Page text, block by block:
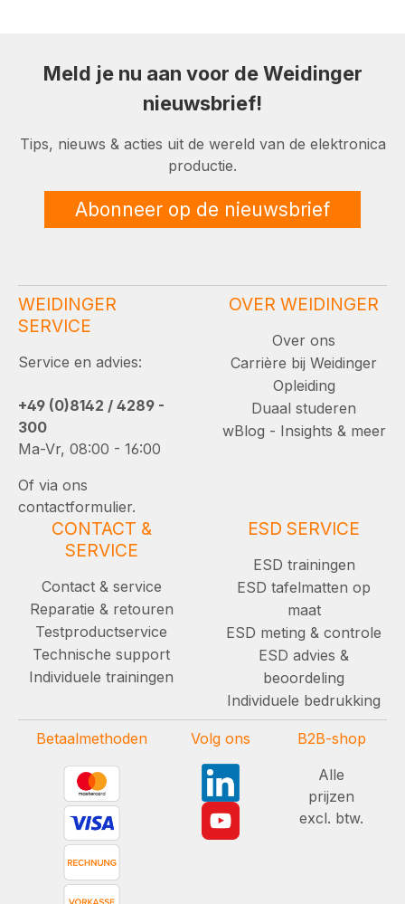
Meld je nu aan voor de Weidinger
nieuwsbrief!
Tips, nieuws & acties uit de wereld van de elektronica
productie.
Abonneer op de nieuwsbrief
WEIDINGER
SERVICE
Service en advies:
+49 (0)8142 / 4289 -
300
Ma-Vr, 08:00 - 16:00
Of via ons
contactformulier.
OVER WEIDINGER
Over ons
Carrière bij Weidinger
Opleiding
Duaal studeren
wBlog - Insights & meer
CONTACT &
SERVICE
Contact & service
Reparatie & retouren
Testproductservice
Technische support
Individuele trainingen
ESD SERVICE
ESD trainingen
ESD tafelmatten op
maat
ESD meting & controle
ESD advies &
beoordeling
Individuele bedrukking
Betaalmethoden Volg ons
B2B-shop
Alle
prijzen
excl. btw.